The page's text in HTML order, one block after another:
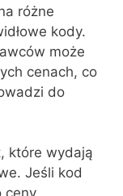
różne
kody.
może
cenach, co
do
które wydają
Jeśli kod